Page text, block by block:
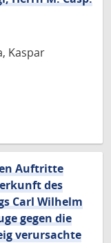
Kaspar
Auftritte
des
Carl Wilhelm
gegen die
verursachte